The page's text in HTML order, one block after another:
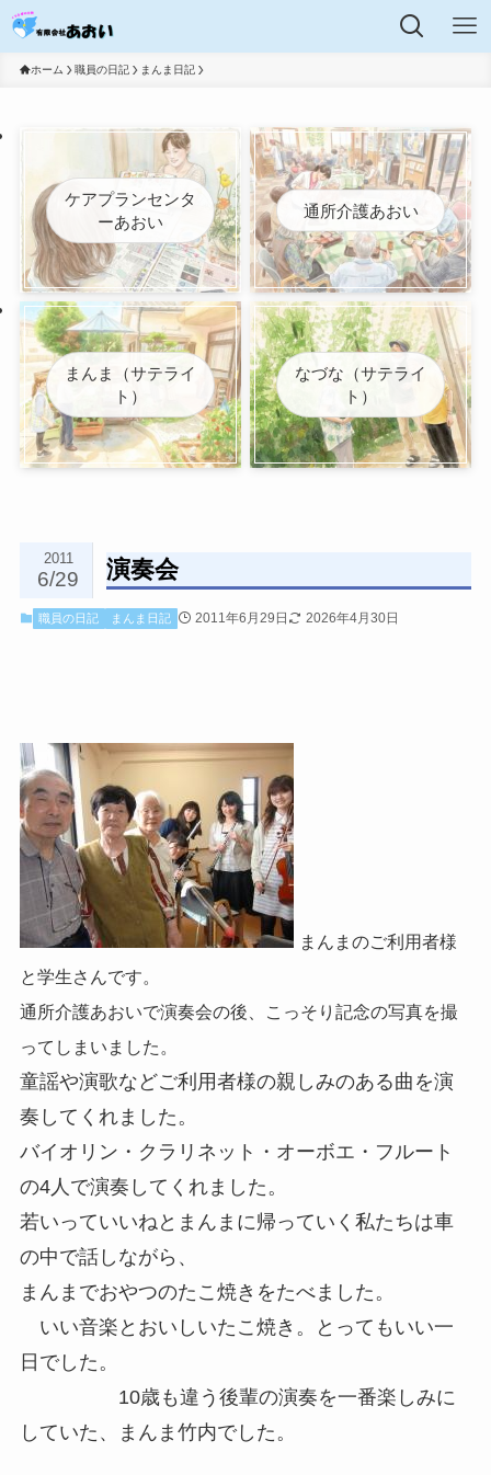
ホーム 職員の日記 まんま日記
ケアプランセンタ
ーあおい
通所介護あおい
まんま（サテライ
ト）
なづな（サテライ
ト）
演奏会
2011
6/29
職員の日記 まんま日記 2011年6月29日 2026年4月30日
まんまのご利用者様
と学生さんです。
通所介護あおいで演奏会の後、こっそり記念の写真を撮
ってしまいました。
童謡や演歌などご利用者様の親しみのある曲を演
奏してくれました。
バイオリン・クラリネット・オーボエ・フルート
の4人で演奏してくれました。
若いっていいねとまんまに帰っていく私たちは車
の中で話しながら、
まんまでおやつのたこ焼きをたべました。
いい音楽とおいしいたこ焼き。とってもいい一
日でした。
10歳も違う後輩の演奏を一番楽しみに
していた、まんま竹内でした。